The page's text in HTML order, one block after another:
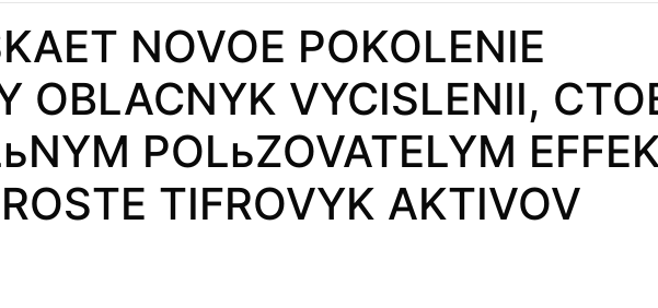
NOVOE POKOLENIE
OBLACNYK VYCISLENII,
POLьZOVATELYM
TIFROVYK AKTIVOV